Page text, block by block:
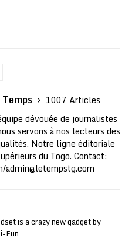
1007 Articles
dévouée de journalistes
servons à nos lecteurs des
Notre ligne éditoriale
du Togo. Contact:
/admin@letempstg.com
is a crazy new gadget by
Fun